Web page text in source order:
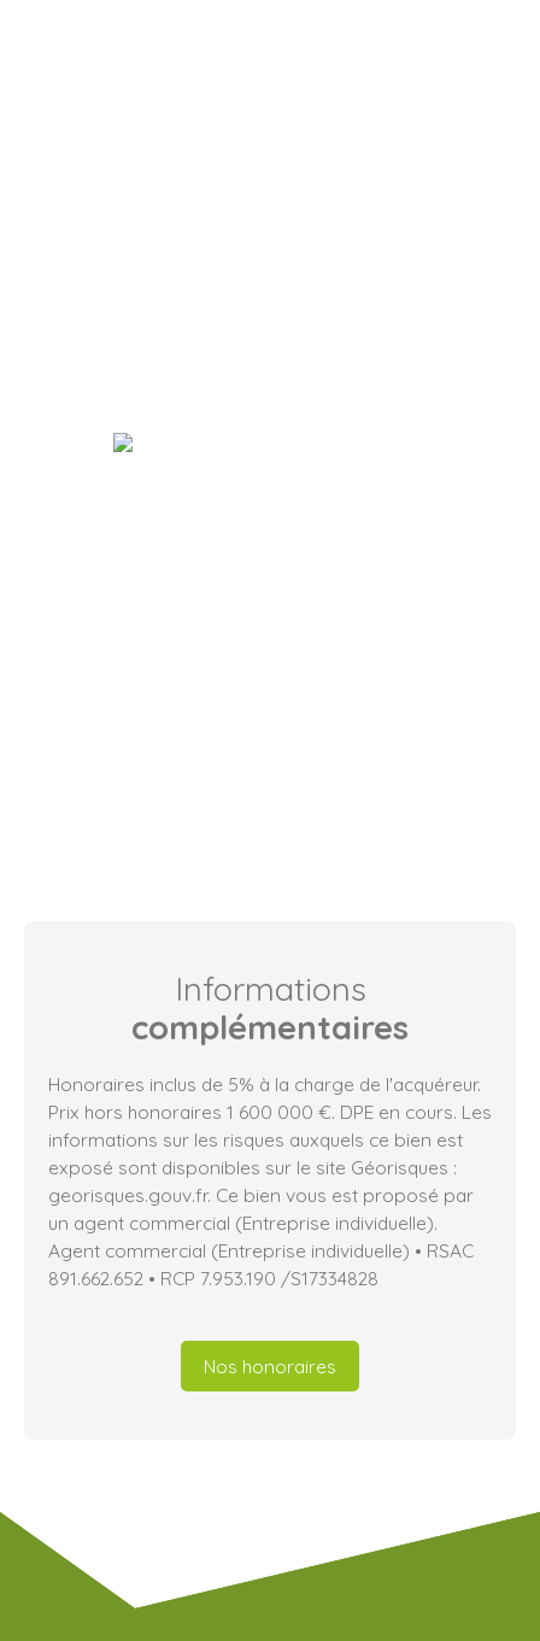
Informations
complémentaires
Honoraires inclus de 5% à la charge de l'acquéreur.
Prix hors honoraires 1 600 000 €. DPE en cours. Les
informations sur les risques auxquels ce bien est
exposé sont disponibles sur le site Géorisques :
georisques.gouv.fr. Ce bien vous est proposé par
un agent commercial (Entreprise individuelle).
Agent commercial (Entreprise individuelle) • RSAC
891.662.652 • RCP 7.953.190 /S17334828
Nos honoraires